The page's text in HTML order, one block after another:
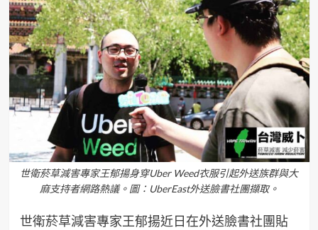
世衛菸草減害專家王郁揚身穿Uber Weed衣服引起外送族群與大
麻支持者網路熱議。圖：UberEast外送臉書社團擷取。
世衛菸草減害專家王郁揚近日在外送臉書社團貼